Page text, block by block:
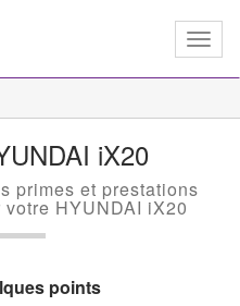
iX20
primes et prestations
HYUNDAI iX20
points